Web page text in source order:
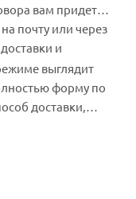
вам придет
почту или через
и
выглядит
форму по
доставки,
курьеру вас